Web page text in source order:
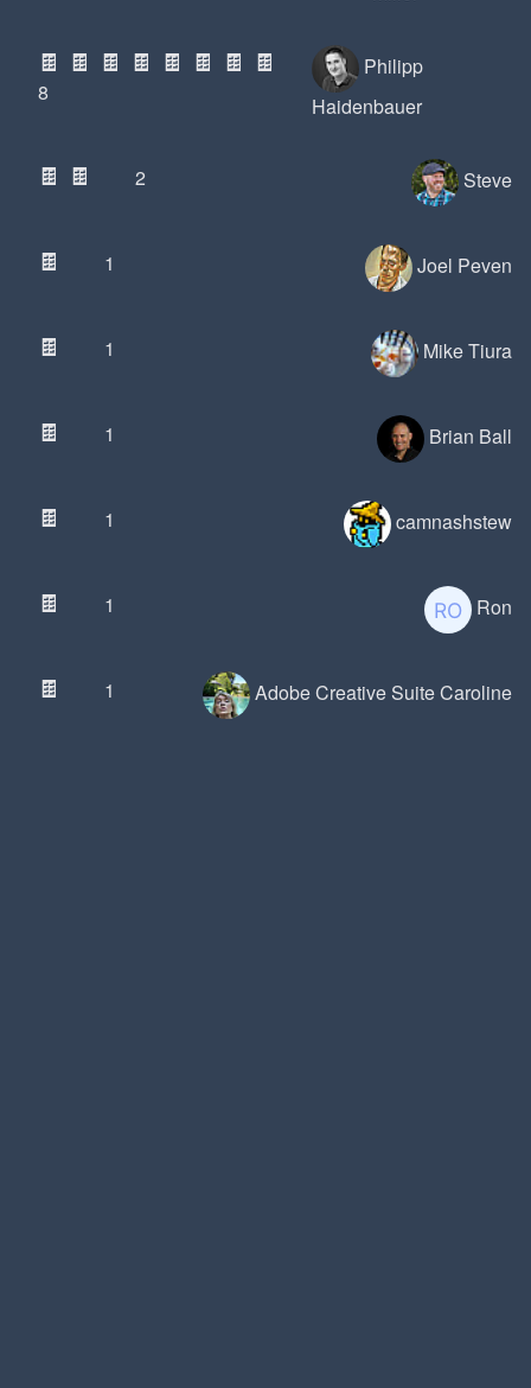
🍫 🍫 🍫 🍫 🍫 🍫 🍫 🍫
8
Philipp
Haidenbauer
🍫 🍫 2 Steve
🍫 1 Joel Peven
🍫 1 Mike Tiura
🍫 1 Brian Ball
🍫 1 camnashstew
🍫 1 Ron
🍫 1 Adobe Creative Suite Caroline